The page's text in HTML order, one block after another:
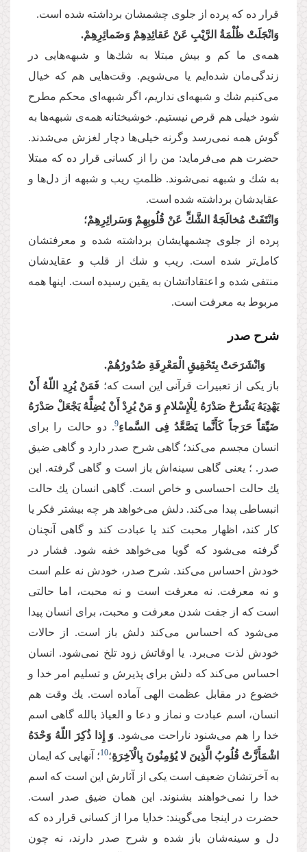
قرار ده كه پرده از جلوی چشمشان برداشته شده است.
وَانْجَلَتْ ظُلْمَةُ الرَّیْبِ عَنْ عَقائِدِهِمْ وَضَمائِرِهِمْ.
همه‌‌ی ما كم و بیش مبتلا به شك‌ها و شبهه‌‌هایی در
زندگی‌‌مان شد‌ه‌ایم یا می‌‌شویم. وقت‌هایی هم كه خیال
می‌‌كنیم شك و شبهه‌‌ای نداریم، اگر شبهه‌‌ای محكم مطرح
شود خیلی هم قرص نیستیم. خوشبختانه همه‌‌ی شبهه‌‌ها به
گوش همه نمی‌‌رسد وگرنه خیلی‌‌ها دچار لغزش می‌‌شدند.
حضرت هم می‌‌فرماید: من را از كسانی قرار ده كه مبتلا
به شك و شبهه نمی‌‌شوند. ظلمتِ ریب و شبهه از دل‌ها و
عقایدشان برداشته شده است.
وَانْتَفَتْ مُخالَجَةُ الشَّكِّ عَنْ قُلُوبِهِمْ وَسَرائِرِهِمْ؛
پرده از جلوی چشمهایشان برداشته شده و معرفتشان
كامل‌‌تر شده است. ریب و شك از قلب و عقایدشان
منتفی شده و اعتقاداتشان به یقین رسیده است. اینها همه
مربوط به معرفت است.
شرح صدر
وَانْشَرَحَتْ بِتَحْقِیقِ الْمَعْرِفَةِ صُدُورُهُمْ.
باز یكی از تعبیرات قرآنی این است كه؛ فَمَنْ یُرِدِ اللّهُ أَنْ
یَهْدِیَهُ یَشْرَحْ صَدْرَهُ لِلْإِسْلامِ وَ مَنْ یُرِدْ أَنْ یُضِلَّهُ یَجْعَلْ صَدْرَهُ
ضَیِّقاً حَرَجاً كَأَنَّما یَصَّعَّدُ فِی السَّماءِ9. دو حالت را برای
انسان مجسم می‌‌كند؛ گاهی شرح صدر دارد و گاهی ضیق
صدر. ؛ یعنی گاهی سینه‌‌اش باز است و گاهی گرفته. این
یك حالت احساسی و خاص است. گاهی انسان یك حالت
انبساطی پیدا می‌‌كند. دلش می‌‌خواهد هر چه بیشتر فكر یا
كار كند، اظهار محبت كند یا عبادت كند و گاهی آنچنان
گرفته می‌‌شود كه گویا می‌‌خواهد خفه شود. فشار در
خودش احساس می‌‌كند. شرح صدر، خودش نه علم است
و نه معرفت. نه معرفت است و نه محبت، اما حالتی
است كه از جفت شدن معرفت و محبت، برای انسان پیدا
می‌‌شود كه احساس می‌‌كند دلش باز است. از حالات
خودش لذت می‌‌برد. یا اوقاتش زود تلخ نمی‌‌شود. انسان
احساس می‌‌كند كه دلش برای پذیرش و تسلیم امر خدا و
خضوع در مقابل عظمت الهی آماده است. یك وقت هم
انسان، اسم عبادت و نماز و دعا و العیاذ بالله گاهی اسم
خدا را هم می‌‌شنود ناراحت می‌‌شود. وَ إِذا ذُكِرَ اللّهُ وَحْدَهُ
اشْمَأَزَّتْ قُلُوبُ الَّذِینَ لا یُؤمِنُونَ بِالْآخِرَةِ؛10؛ آنهایی كه ایمان
به آخرتشان ضعیف است یكی از آثارش این است كه اسم
خدا را نمی‌‌خواهند بشنوند. این همان ضیق صدر است.
حضرت در اینجا می‌‌گویند: خدایا مرا از كسانی قرار ده كه
دل و سینه‌‌شان باز شده و شرح صدر دارند، نه چون